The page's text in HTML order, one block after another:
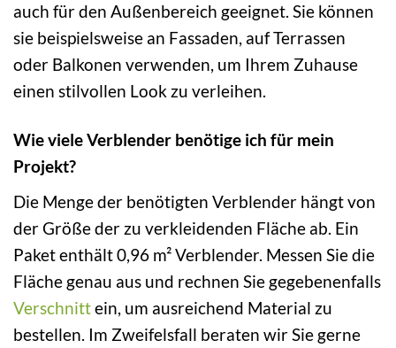
auch für den Außenbereich geeignet. Sie können
sie beispielsweise an Fassaden, auf Terrassen
oder Balkonen verwenden, um Ihrem Zuhause
einen stilvollen Look zu verleihen.
Wie viele Verblender benötige ich für mein
Projekt?
Die Menge der benötigten Verblender hängt von
der Größe der zu verkleidenden Fläche ab. Ein
Paket enthält 0,96 m² Verblender. Messen Sie die
Fläche genau aus und rechnen Sie gegebenenfalls
Verschnittein, um ausreichend Material zu
bestellen. Im Zweifelsfall beraten wir Sie gerne